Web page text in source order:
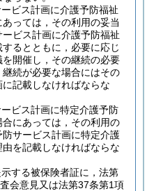
ビス計画に介護予防福祉
っては，その利用の妥当
ビス計画に介護予防福祉
るとともに，必要に応じ
開催し，その継続の必要
続が必要な場合にはその
記載しなければならな
ビス計画に特定介護予防
にあっては，その利用の
サービス計画に特定介護
を記載しなければならな
する被保険者証に，法第
会意見又は法第37条第1項